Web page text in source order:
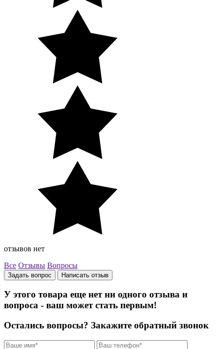
отзывов нет
Все Отзывы Вопросы
Задать вопрос Написать отзыв
У этого товара еще нет ни одного отзыва и
вопроса - ваш может стать первым!
Остались вопросы? Закажите обратный звонок